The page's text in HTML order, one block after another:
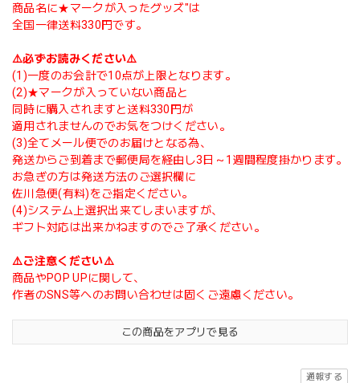
商品名に★マークが入ったグッズ"は
全国一律送料330円です。
⚠️必ずお読みください⚠️
(1)一度のお会計で10点が上限となります。
(2)★マークが入っていない商品と
同時に購入されますと送料330円が
適用されませんのでお気をつけください。
(3)全てメール便でのお届けとなる為、
発送からご到着まで郵便局を経由し3日～1週間程度掛かります。
お急ぎの方は発送方法のご選択欄に
佐川急便(有料)をご指定ください。
(4)システム上選択出来てしまいますが、
ギフト対応は出来かねますのでご了承ください。
⚠️ご注意ください⚠️
商品やPOP UPに関して、
作者のSNS等へのお問い合わせは固くご遠慮ください。
この商品をアプリで見る
通報する